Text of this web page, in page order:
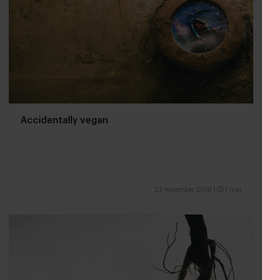
Accidentally vegan
23 november 2016 1 min